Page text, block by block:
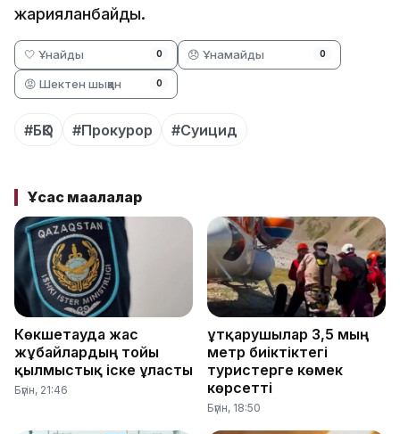
жарияланбайды.
🤍 Ұнайды 0 😞 Ұнамайды 0
😡 Шектен шыққан 0
#БҚО #Прокурор #Суицид
Ұқсас мақалалар
Көкшетауда жас
жұбайлардың тойы
қылмыстық іске ұласты
Бүгін, 21:46
Құтқарушылар 3,5 мың
метр биіктіктегі
туристерге көмек
көрсетті
Бүгін, 18:50